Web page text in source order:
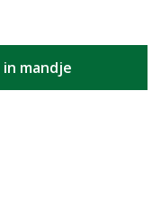
in mandje